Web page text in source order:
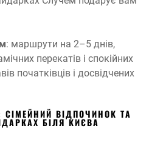
: маршрути на 2–5 днів,
перекатів і спокійних
початківців і досвідчених
ВІДПОЧИНОК ТА
БІЛЯ КИЄВА